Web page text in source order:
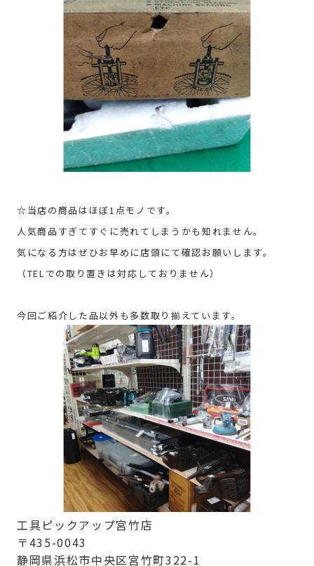
☆当店の商品はほぼ1点モノです。
人気商品すぎてすぐに売れてしまうかも知れません。
気になる方はぜひお早めに店頭にて確認お願いします。
（TELでの取り置きは対応しておりません）
今回ご紹介した品以外も多数取り揃えています。
工具ピックアップ宮竹店
〒435-0043
静岡県浜松市中央区宮竹町322-1